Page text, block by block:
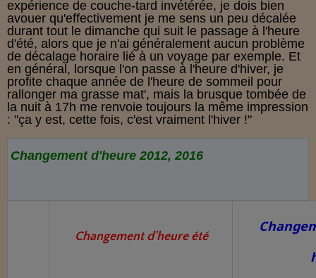
expérience de couche-tard invétérée, je dois bien
avouer qu'effectivement je me sens un peu décalée
durant tout le dimanche qui suit le passage à l'heure
d'été, alors que je n'ai généralement aucun problème
de décalage horaire lié à un voyage par exemple. Et
en général, lorsque l'on passe à l'heure d'hiver, je
profite chaque année de l'heure de sommeil pour
rallonger ma grasse mat', mais la brusque tombée de
la nuit à 17h me renvoie toujours la même impression
: "ça y est, cette fois, c'est vraiment l'hiver !"
Changement d'heure 2012, 2016
Changement d'heure été